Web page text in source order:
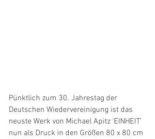
Pünktlich zum 30. Jahrestag der
Deutschen Wiedervereinigung ist das
neuste Werk von Michael Apitz 'EINHEIT'
nun als Druck in den Größen 80 x 80 cm